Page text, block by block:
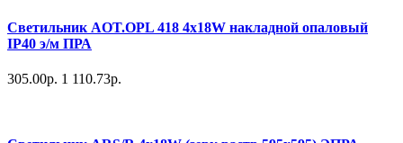
Светильник AOT.OPL 418 4x18W накладной опаловый
IP40 э/м ПРА
305.00р. 1 110.73р.